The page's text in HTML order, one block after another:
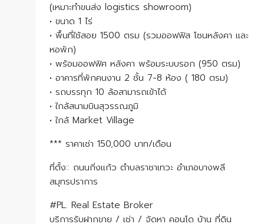
(เหมาะทำขนส่ง logistics showroom)
• ขนาด 1 ไร่
• พื้นที่ใช้สอย 1500 ตรม (รวมออฟฟิส โซนหลังคา และ
หอพัก)
• พร้อมออฟฟิศ หลังคา พร้อมระบบรอก (950 ตรม)
• อาคารที่พักคนงาน 2 ชั้น 7-8 ห้อง ( 180 ตรม)
• รถบรรทุก 10 ล้อสามารถเข้าได้
• ใกล้สนามบินสุวรรณภูมิ
• ใกล้ Market Village
*** ราคาเช่า 150,000 บาท/เดือน
ที่ตั้ง:: ถนนกิ่งแก้ว ตําบลราชาเทวะ อําเภอบางพลี
สมุทรปราการ
#PL. Real Estate Broker
บริการรับฝากขาย / เช่า / จัดหา คอนโด บ้าน ที่ดิน